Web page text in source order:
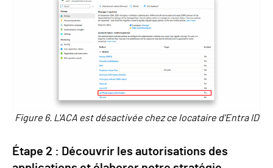
Figure 6. L'ACA est désactivée chez ce locataire d'Entra ID
Étape 2 : Découvrir les autorisations des